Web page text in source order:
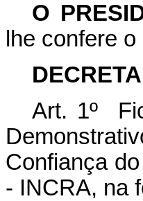
O
lhe confere
DECRETA
Art. 1º
Confiança
- INCRA, na